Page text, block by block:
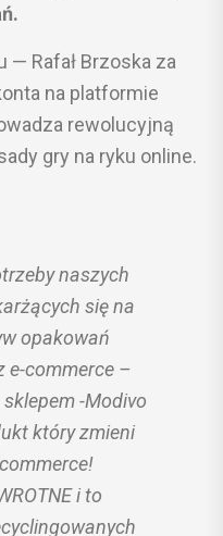
Rafał Brzoska za
na platformie
rewolucyjną
gry na ryku online.
naszych
się na
opakowań
e-commerce –
-Modivo
który zmieni
i to